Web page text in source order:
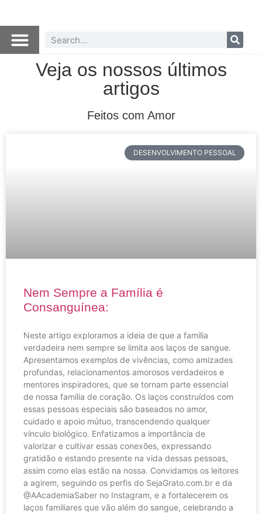
Veja os nossos últimos
artigos
Feitos com Amor
DESENVOLVIMENTO PESSOAL
Nem Sempre a Família é
Consanguínea:
Neste artigo exploramos a ideia de que a família
verdadeira nem sempre se limita aos laços de sangue.
Apresentamos exemplos de vivências, como amizades
profundas, relacionamentos amorosos verdadeiros e
mentores inspiradores, que se tornam parte essencial
de nossa família de coração. Os laços construídos com
essas pessoas especiais são baseados no amor,
cuidado e apoio mútuo, transcendendo qualquer
vínculo biológico. Enfatizamos a importância de
valorizar e cultivar essas conexões, expressando
gratidão e estando presente na vida dessas pessoas,
assim como elas estão na nossa. Convidamos os leitores
a agirem, seguindo os perfis do SejaGrato.com.br e da
@AAcademiaSaber no Instagram, e a fortalecerem os
laços familiares que vão além do sangue, celebrando a